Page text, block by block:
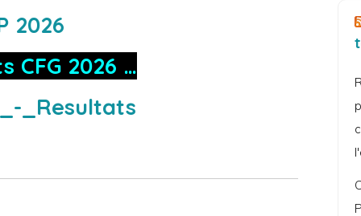
2026
CFG 2026 …
_Resultats